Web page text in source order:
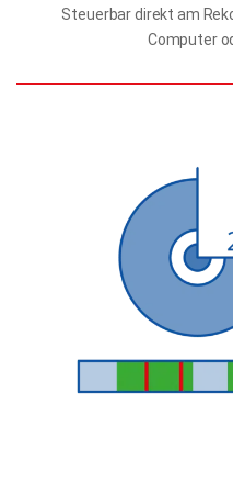
Steuerbar direkt am
Computer